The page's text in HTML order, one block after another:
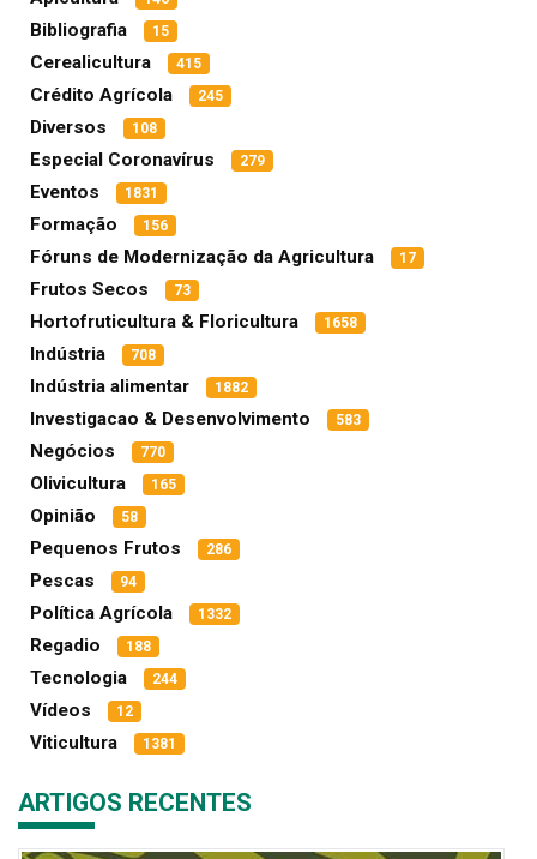
Bibliografia 15
Cerealicultura 415
Crédito Agrícola 245
Diversos 108
Especial Coronavírus 279
Eventos 1831
Formação 156
Fóruns de Modernização da Agricultura 17
Frutos Secos 73
Hortofruticultura & Floricultura 1658
Indústria 708
Indústria alimentar 1882
Investigacao & Desenvolvimento 583
Negócios 770
Olivicultura 165
Opinião 58
Pequenos Frutos 286
Pescas 94
Política Agrícola 1332
Regadio 188
Tecnologia 244
Vídeos 12
Viticultura 1381
ARTIGOS RECENTES